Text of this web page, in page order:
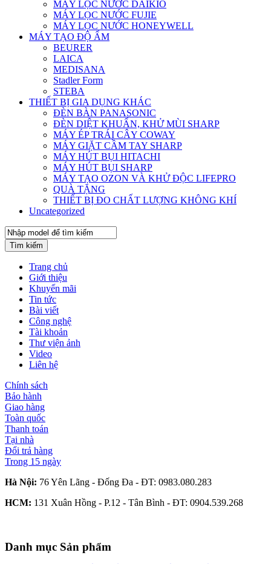
MÁY LỌC NƯỚC DAIKIO
MÁY LỌC NƯỚC FUJIE
MÁY LỌC NƯỚC HONEYWELL
MÁY TẠO ĐỘ ẨM
BEURER
LAICA
MEDISANA
Stadler Form
STEBA
THIẾT BỊ GIA DỤNG KHÁC
ĐÈN BÀN PANASONIC
ĐÈN DIỆT KHUẨN, KHỬ MÙI SHARP
MÁY ÉP TRÁI CÂY COWAY
MÁY GIẶT CẦM TAY SHARP
MÁY HÚT BỤI HITACHI
MÁY HÚT BỤI SHARP
MÁY TẠO OZON VÀ KHỬ ĐỘC LIFEPRO
QUÀ TẶNG
THIẾT BỊ ĐO CHẤT LƯỢNG KHÔNG KHÍ
Uncategorized
Tìm kiếm
Trang chủ
Giới thiệu
Khuyến mãi
Tin tức
Bài viết
Công nghệ
Tài khoản
Thư viện ảnh
Video
Liên hệ
Chính sách
Bảo hành
Giao hàng
Toàn quốc
Thanh toán
Tại nhà
Đổi trả hàng
Trong 15 ngày
Hà Nội: 76 Yên Lãng - Đống Đa - ĐT: 0983.080.283
HCM: 131 Xuân Hồng - P.12 - Tân Bình - ĐT: 0904.539.268
Danh mục Sản phẩm